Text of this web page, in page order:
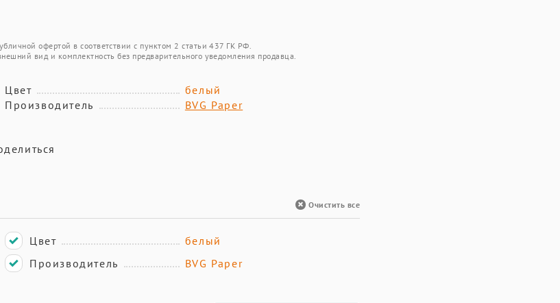
офертой в соответствии с пунктом 2 статьи 437 ГК РФ.
вид и комплектность без предварительного уведомления продавца.
Цвет
белый
Производитель
BVG Paper
Очистить все
Цвет
белый
Производитель
BVG Paper